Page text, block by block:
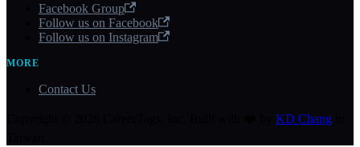
Facebook Group
Follow us on Facebook
Follow us on Instagram
MORE
Contact Us
KD Chang